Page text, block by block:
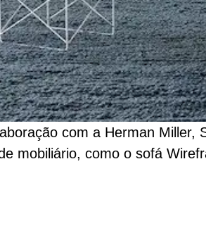
com a Herman Miller,
mobiliário, como o sofá